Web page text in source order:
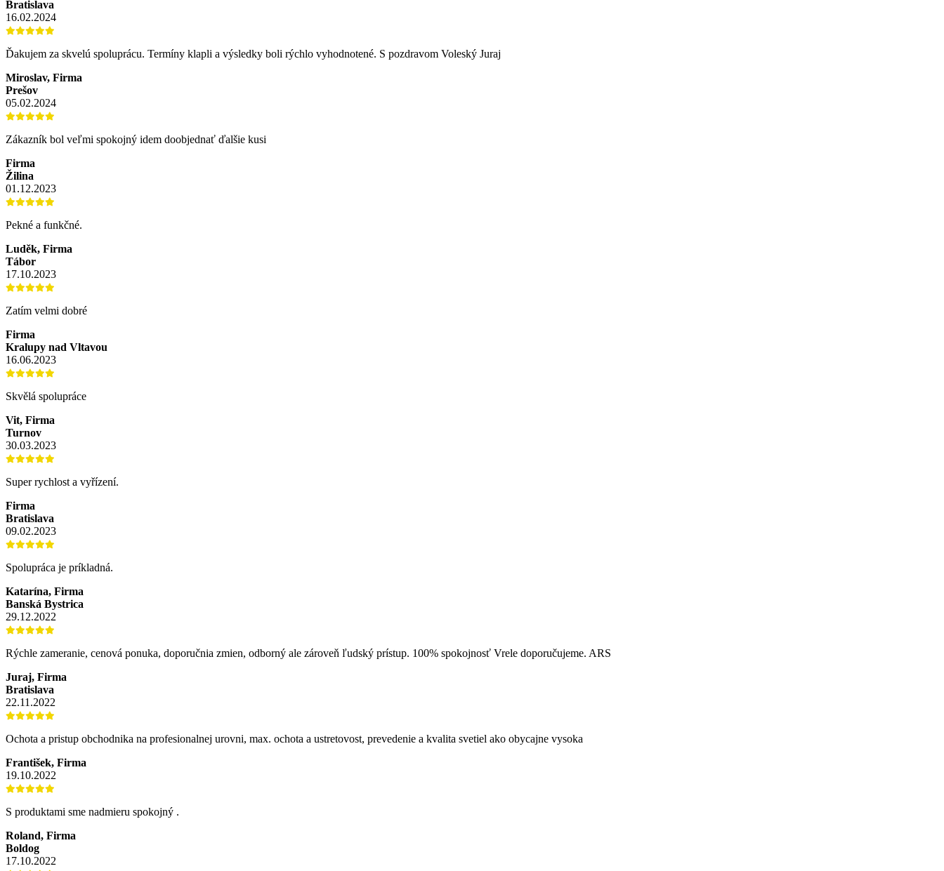
Bratislava
16.02.2024
Ďakujem za skvelú spoluprácu. Termíny klapli a výsledky boli rýchlo vyhodnotené. S pozdravom Voleský Juraj
Miroslav, Firma
Prešov
05.02.2024
Zákazník bol veľmi spokojný idem doobjednať ďalšie kusi
Firma
Žilina
01.12.2023
Pekné a funkčné.
Luděk, Firma
Tábor
17.10.2023
Zatím velmi dobré
Firma
Kralupy nad Vltavou
16.06.2023
Skvělá spolupráce
Vit, Firma
Turnov
30.03.2023
Super rychlost a vyřízení.
Firma
Bratislava
09.02.2023
Spolupráca je príkladná.
Katarína, Firma
Banská Bystrica
29.12.2022
Rýchle zameranie, cenová ponuka, doporučnia zmien, odborný ale zároveň ľudský prístup. 100% spokojnosť Vrele doporučujeme. ARS
Juraj, Firma
Bratislava
22.11.2022
Ochota a pristup obchodnika na profesionalnej urovni, max. ochota a ustretovost, prevedenie a kvalita svetiel ako obycajne vysoka
František, Firma
19.10.2022
S produktami sme nadmieru spokojný .
Roland, Firma
Boldog
17.10.2022